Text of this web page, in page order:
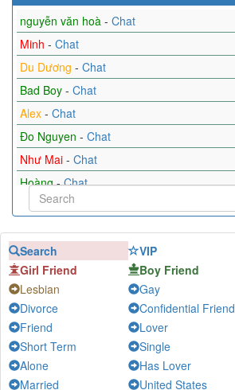
nguyễn văn hoà - Chat
Minh - Chat
Du Dương - Chat
Bad Boy - Chat
Alex - Chat
Đo Nguyen - Chat
Như Mai - Chat
Hoàng-Chat
Hoàng-Chat
Đức Đặng Minh
Chat
Mabubeo-
Search
VIP
Girl Friend
Boy Friend
Lesbian
Gay
Divorce
Confidential Friend
Friend
Lover
Short Term
Single
Alone
Has Lover
Married
United States